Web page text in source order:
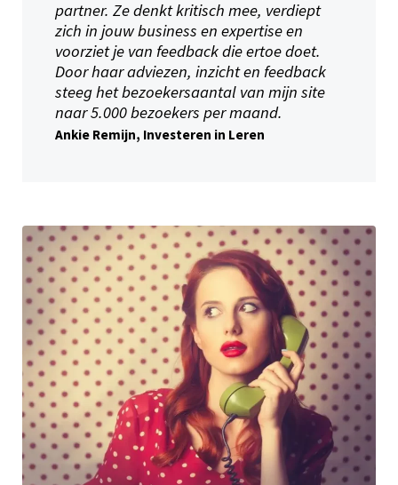
partner. Ze denkt kritisch mee, verdiept
zich in jouw business en expertise en
voorziet je van feedback die ertoe doet.
Door haar adviezen, inzicht en feedback
steeg het bezoekersaantal van mijn site
naar 5.000 bezoekers per maand.
Ankie Remijn, Investeren in Leren